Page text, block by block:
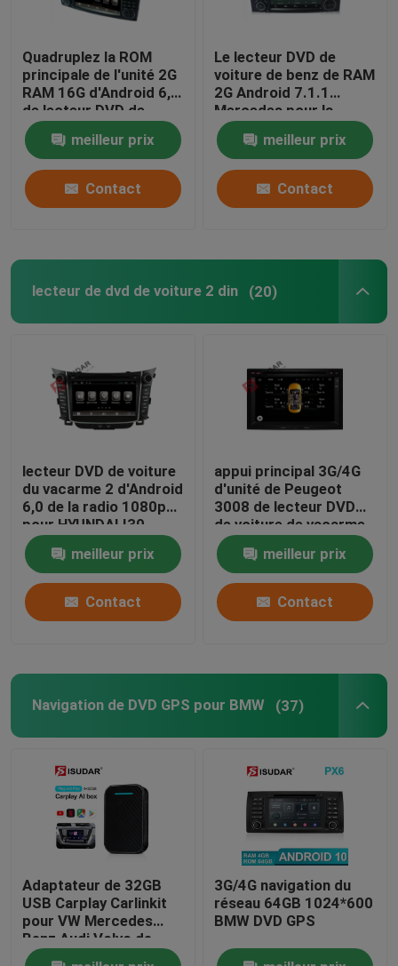
Quadruplez la ROM
principale de l'unité 2G
RAM 16G d'Android 6,0
de lecteur DVD de
voiture de benz de
Mercedes de noyau
meilleur prix
Contact
Le lecteur DVD de
voiture de benz de RAM
2G Android 7.1.1
Mercedes pour la
classe HMDI du benz R
a produit facultatif
meilleur prix
Contact
lecteur de dvd de voiture 2 din (20)
lecteur DVD de voiture
du vacarme 2 d'Android
6,0 de la radio 1080p
pour HYUNDAI I30
2011-2013
meilleur prix
Contact
appui principal 3G/4G
d'unité de Peugeot
3008 de lecteur DVD
de voiture de vacarme
d'Android 2 de noyau
de 1024x600 Octa
meilleur prix
Contact
Navigation de DVD GPS pour BMW (37)
Adaptateur de 32GB
USB Carplay Carlinkit
pour VW Mercedes
Benz Audi Volvo de
BMW
3G/4G navigation du
réseau 64GB 1024*600
BMW DVD GPS